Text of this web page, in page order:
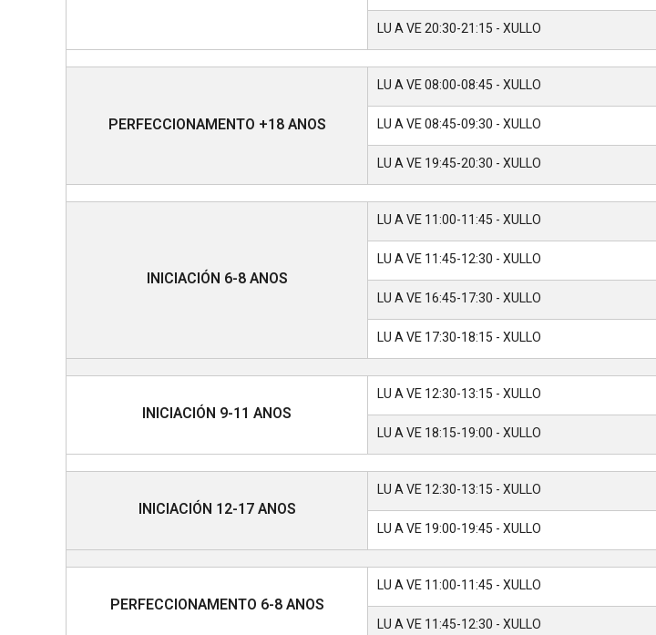
LU A VE 20:30-21:15 - XULLO
PERFECCIONAMENTO +18 ANOS
LU A VE 08:00-08:45 - XULLO
LU A VE 08:45-09:30 - XULLO
LU A VE 19:45-20:30 - XULLO
INICIACIÓN 6-8 ANOS
LU A VE 11:00-11:45 - XULLO
LU A VE 11:45-12:30 - XULLO
LU A VE 16:45-17:30 - XULLO
LU A VE 17:30-18:15 - XULLO
INICIACIÓN 9-11 ANOS
LU A VE 12:30-13:15 - XULLO
LU A VE 18:15-19:00 - XULLO
INICIACIÓN 12-17 ANOS
LU A VE 12:30-13:15 - XULLO
LU A VE 19:00-19:45 - XULLO
PERFECCIONAMENTO 6-8 ANOS
LU A VE 11:00-11:45 - XULLO
LU A VE 11:45-12:30 - XULLO